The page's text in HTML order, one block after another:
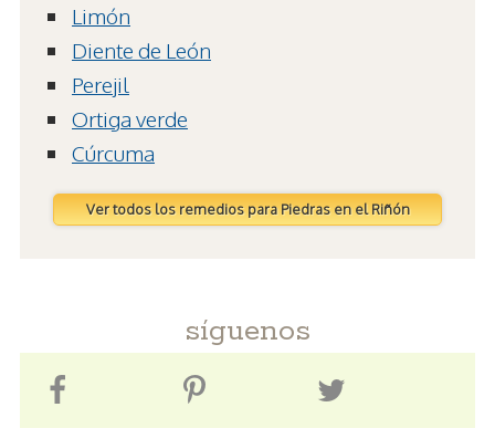
Limón
Diente de León
Perejil
Ortiga verde
Cúrcuma
Ver todos los remedios para Piedras en el Riñón
síguenos